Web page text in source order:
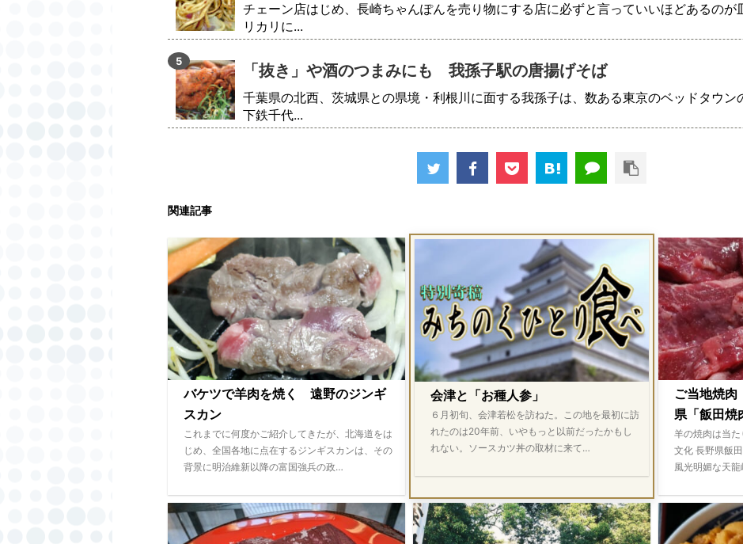
チェーン店はじめ、長崎ちゃんぽんを売り物にする店に必ずと言っていいほどあるのが
リカリに...
「抜き」や酒のつまみにも 我孫子駅の唐揚げそば
千葉県の北西、茨城県との県境・利根川に面する我孫子は、数ある東京のベッドタウン
下鉄千代...
関連記事
バケツで羊肉を焼く 遠野のジンギ
スカン
これまでに何度かご紹介してきたが、北海道をは
じめ、全国各地に点在するジンギスカンは、その
背景に明治維新以降の富国強兵の政…
会津と「お種人参」
６月初旬、会津若松を訪ねた。この地を最初に訪
れたのは20年前、いやもっと以前だったかもし
れない。ソースカツ丼の取材に来て…
ご当地焼肉
県「飯田焼
羊の焼肉は当
文化 長野県飯
風光明媚な天